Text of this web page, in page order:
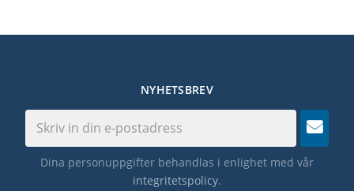
NYHETSBREV
Dina personuppgifter behandlas i enlighet med vår
integritetspolicy.